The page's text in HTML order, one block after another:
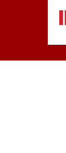
Rumput Laut